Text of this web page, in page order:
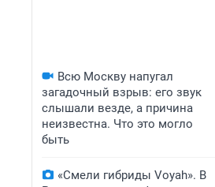
Всю Москву напугал
загадочный взрыв: его звук
слышали везде, а причина
неизвестна. Что это могло
быть
«Смели гибриды Voyah». В